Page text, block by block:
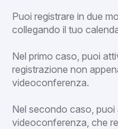
Puoi registrare in due
collegando il tuo
Nel primo caso, puoi
registrazione non
videoconferenza.
Nel secondo caso, puoi
videoconferenza, che